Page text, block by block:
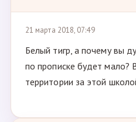
21 марта 2018, 07:49
Белый тигр, а почему вы
по прописке будет мало?
территории за этой